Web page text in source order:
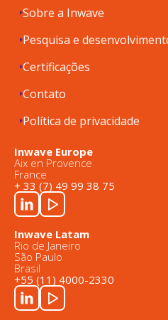
Sobre a Inwave
Pesquisa e
Certificações
Contato
Política de privacidade
Inwave Europe
Aix en Provence
France
+ 33 (7) 49 99 38 75
Inwave Latam
Rio de Janeiro
São Paulo
Brasil
+55 (11) 4000-2330